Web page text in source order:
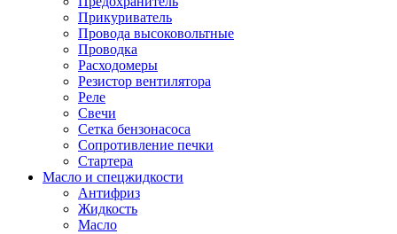
Прикуриватель
Провода высоковольтные
Проводка
Расходомеры
Резистор вентилятора
Реле
Свечи
Сетка бензонасоса
Сопротивление печки
Стартера
Масло и спецжидкости
Антифриз
Жидкость
Масло